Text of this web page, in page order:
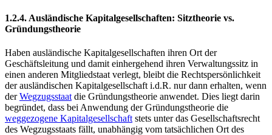
1.2.4. Ausländische Kapitalgesellschaften: Sitztheorie vs.
Gründungstheorie
Haben ausländische Kapitalgesellschaften ihren Ort der
Geschäftsleitung und damit einhergehend ihren Verwaltungssitz in
einen anderen Mitgliedstaat verlegt, bleibt die Rechtspersönlichkeit
der ausländischen Kapitalgesellschaft i.d.R. nur dann erhalten, wenn
derWegzugsstaat die Gründungstheorie anwendet. Dies liegt darin
begründet, dass bei Anwendung der Gründungstheorie die
weggezogene Kapitalgesellschaft stets unter das Gesellschaftsrecht
des Wegzugsstaats fällt, unabhängig vom tatsächlichen Ort des